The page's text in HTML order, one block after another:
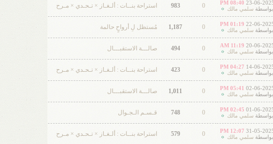
23-06-
08:40 PM
بواسطةسلمي مالك 0
983 استراحة بنــات : ألـغـاز × تـحـدي × مـرح
22-06-
01:19 PM
بواسطةسلمي مالك 0
1,187 مُستظل لِ أرواحٍ حالمة
20-06-
11:19 AM
بواسطةسلمي مالك 0
494 صالـــة الاستقبـــال
14-06-
04:27 PM
بواسطةسلمي مالك 0
423 استراحة بنــات : ألـغـاز × تـحـدي × مـرح
02-06-
05:41 PM
بواسطةسلمي مالك 0
1,011 صالـــة الاستقبـــال
01-06-
02:45 PM
بواسطةسلمي مالك 0
748 قـسـم الـجـوال
31-05-
12:07 PM
بواسطةسلمي مالك 0
579 استراحة بنــات : ألـغـاز × تـحـدي × مـرح